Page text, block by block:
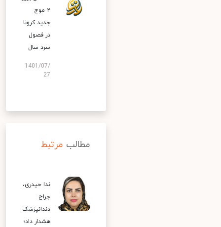
۲ موج
جدید کرونا
در فصول
سرد سال
1401/07/
27
مطالب مرتبط
ندا حیدری،
جراح
دندانپزشک
هشدار داد؛